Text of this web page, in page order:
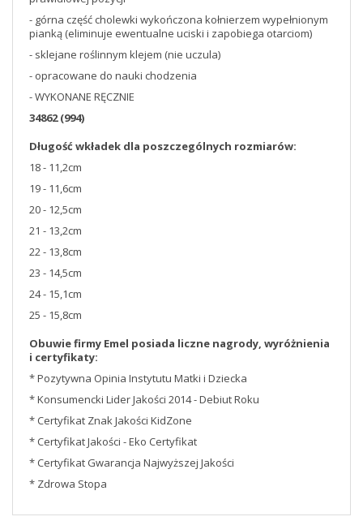
- górna część cholewki wykończona kołnierzem wypełnionym
pianką (eliminuje ewentualne uciski i zapobiega otarciom)
- sklejane roślinnym klejem (nie uczula)
- opracowane do nauki chodzenia
- WYKONANE RĘCZNIE
34862 (994)
Długość wkładek dla poszczególnych rozmiarów:
18 - 11,2cm
19 - 11,6cm
20 - 12,5cm
21 - 13,2cm
22 - 13,8cm
23 - 14,5cm
24 - 15,1cm
25 - 15,8cm
Obuwie firmy Emel posiada liczne nagrody, wyróżnienia
i certyfikaty:
* Pozytywna Opinia Instytutu Matki i Dziecka
* Konsumencki Lider Jakości 2014 - Debiut Roku
* Certyfikat Znak Jakości KidZone
* Certyfikat Jakości - Eko Certyfikat
* Certyfikat Gwarancja Najwyższej Jakości
* Zdrowa Stopa